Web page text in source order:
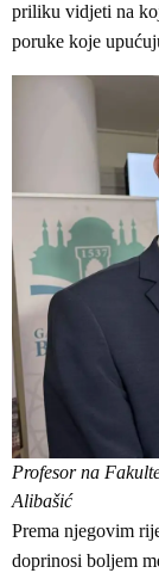
priliku vidjeti na
poruke koje
Profesor na
Alibašić
Prema njegovim
doprinosi boljem